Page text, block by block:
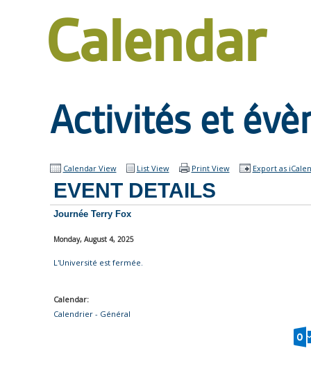
Calendar
Activités et
Calendar View List View Print View Export as
EVENT DETAILS
Journée Terry Fox
Monday, August 4, 2025
L'Université est fermée.
Calendar:
Calendrier - Général